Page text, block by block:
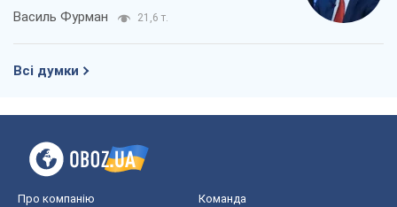
Василь Фурман 21,6 т.
Всі думки
Про компанію Команда